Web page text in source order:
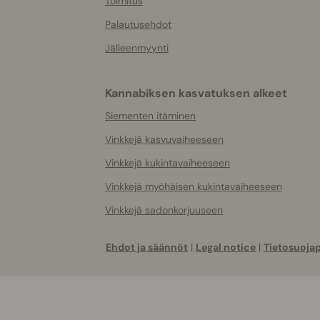
Palautusehdot
Jälleenmyynti
Kannabiksen kasvatuksen alkeet
Siementen itäminen
Vinkkejä kasvuvaiheeseen
Vinkkejä kukintavaiheeseen
Vinkkejä myöhäisen kukintavaiheeseen
Vinkkejä sadonkorjuuseen
Ehdot ja säännöt | Legal notice |